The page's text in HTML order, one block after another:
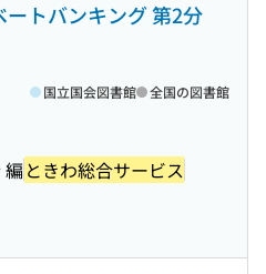
ートバンキング 第2分
編 ときわ総合サービス
国立国会図書館 全国の図書館